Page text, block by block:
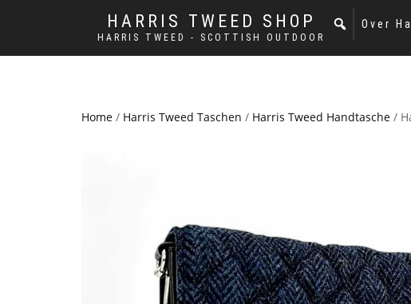
HARRIS TWEED SHOP
HARRIS TWEED - SCOTTISH OUTDOOR
Over
Home / Harris Tweed Taschen / Harris Tweed Handtasche /